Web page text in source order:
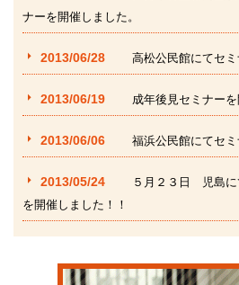
ナーを開催しました。
2013/06/28 高松公民館にてセ
2013/06/19 成年後見セミナー
2013/06/06 福浜公民館にてセ
2013/05/24
５月２３日 児島に
を開催しました！！